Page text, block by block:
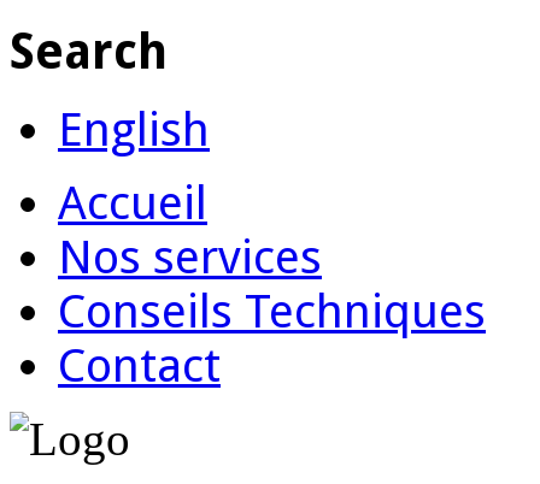
Search
English
Accueil
Nos services
Conseils Techniques
Contact